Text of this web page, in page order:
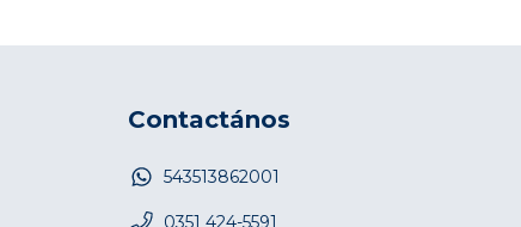
Contactános
543513862001
0351 424-5591